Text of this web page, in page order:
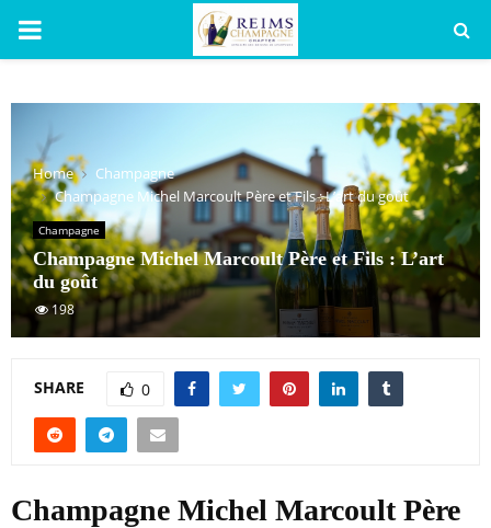
PRIMARY
Home
Champagne
Champagne Michel Marcoult Père et Fils : L’art du goût
Champagne
Champagne Michel Marcoult Père et Fils : L’art
du goût
198
SHARE 0
Champagne Michel Marcoult Père